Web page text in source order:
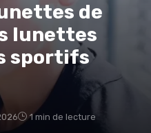
de
lunettes
sportifs
1 min de lecture